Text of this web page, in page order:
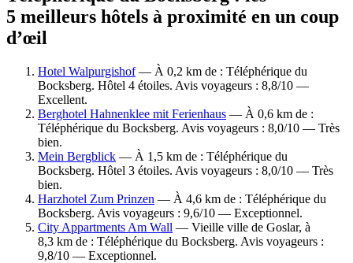
5 meilleurs hôtels à proximité en un coup
d’œil
Hotel Walpurgishof— À 0,2 km de : Téléphérique du
Bocksberg. Hôtel 4 étoiles. Avis voyageurs : 8,8/10 —
Excellent.
Berghotel Hahnenklee mit Ferienhaus — À 0,6 km de :
Téléphérique du Bocksberg. Avis voyageurs : 8,0/10 — Très
bien.
Mein Bergblick — À 1,5 km de : Téléphérique du
Bocksberg. Hôtel 3 étoiles. Avis voyageurs : 8,0/10 — Très
bien.
Harzhotel Zum Prinzen — À 4,6 km de : Téléphérique du
Bocksberg. Avis voyageurs : 9,6/10 — Exceptionnel.
City Appartments Am Wall — Vieille ville de Goslar, à
8,3 km de : Téléphérique du Bocksberg. Avis voyageurs :
9,8/10 — Exceptionnel.